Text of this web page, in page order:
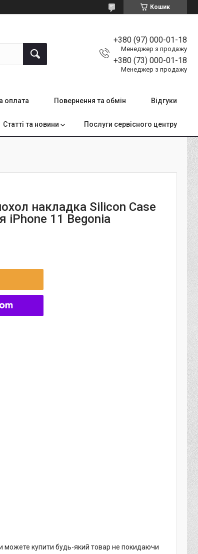
Кошик
+380 (97) 000-01-18
Менеджер з продажу
+380 (73) 000-01-18
Менеджер з продажу
оплата Повернення та обмін Відгуки
Статті та новини Послуги сервісного центру
накладка Silicon Case
iPhone 11 Begonia
можете купити будь-який товар не покидаючи